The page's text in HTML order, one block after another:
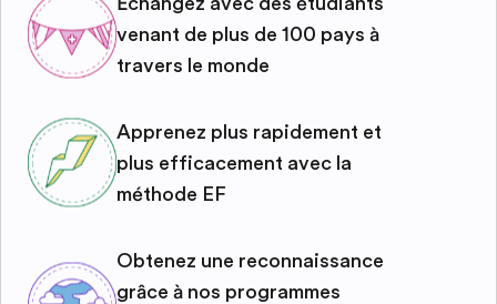
venant de plus de 100 pays à
travers le monde
Apprenez plus rapidement et
plus efficacement avec la
méthode EF
Obtenez une reconnaissance
grâce à nos programmes